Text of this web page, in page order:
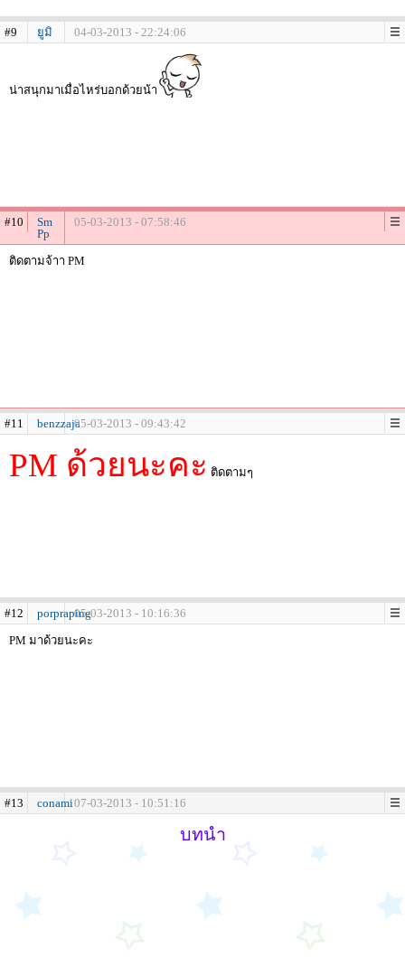
#9 ยูมิ 04-03-2013 - 22:24:06
น่าสนุกมาเมื่อไหร่บอกด้วยน้า
#10
Sm
Pp
05-03-2013 - 07:58:46
ติดตามจ้าา PM
#11 benzzaja05-03-2013 - 09:43:42
PM ด้วยนะคะ ติดตามๆ
#12 porpraping05-03-2013 - 10:16:36
PM มาด้วยนะคะ
#13 conami07-03-2013 - 10:51:16
บทนำ